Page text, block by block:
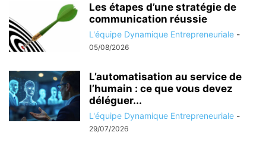
Les étapes d’une stratégie de
communication réussie
L'équipe Dynamique Entrepreneuriale -
05/08/2026
L’automatisation au service de
l’humain : ce que vous devez
déléguer...
L'équipe Dynamique Entrepreneuriale -
29/07/2026